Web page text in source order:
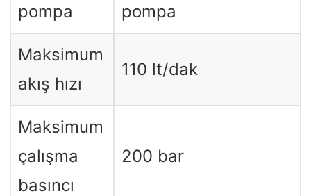
pompa
pompa
Maksimum
akış hızı
110 lt/dak
Maksimum
çalışma
basıncı
200 bar